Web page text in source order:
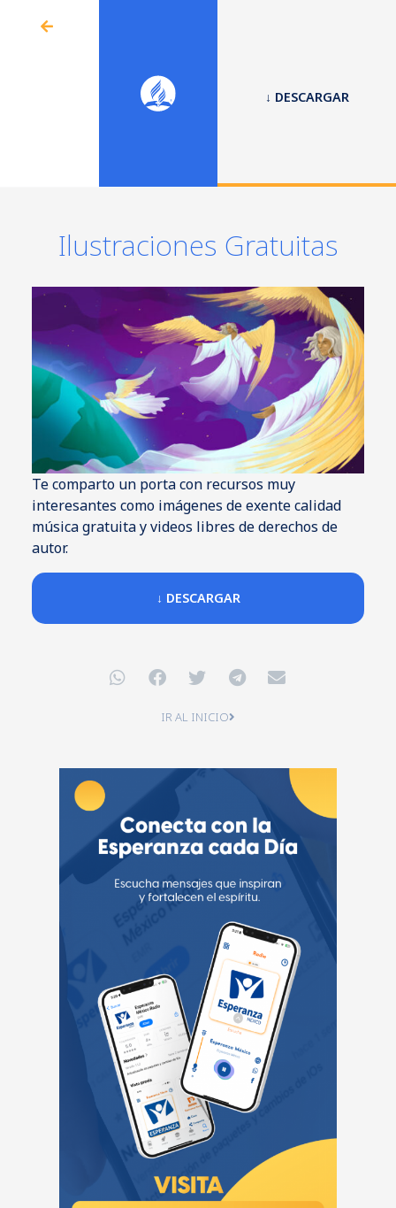
↓ DESCARGAR
Ilustraciones Gratuitas
Te comparto un porta con recursos muy
interesantes como imágenes de exente calidad
música gratuita y videos libres de derechos de
autor.
↓ DESCARGAR
IR AL INICIO